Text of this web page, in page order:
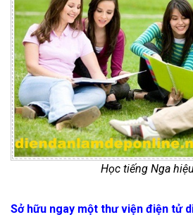
Học tiếng Nga
Sở hữu ngay một thư viện điện tử